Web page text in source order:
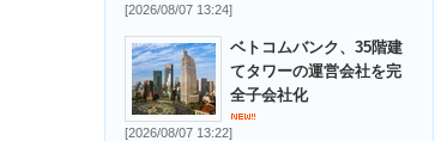
[2026/08/07 13:24]
ベトコムバンク、35階建
てタワーの運営会社を完
全子会社化
[2026/08/07 13:22]